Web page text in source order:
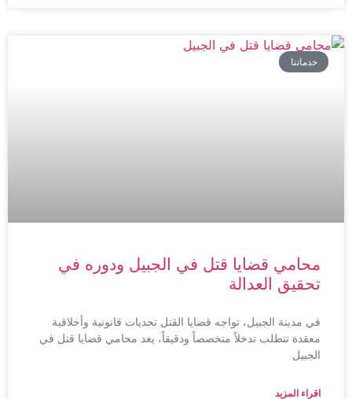
خدماتنا
محامي قضايا قتل في الجبيل ودوره في
تحقيق العدالة
في مدينة الجبيل، تواجه قضايا القتل تحديات قانونية وأخلاقية
معقدة تتطلب تدخلاً متخصصاً ودقيقاً، يعد محامي قضايا قتل في
الجبيل
اقراء المزيد